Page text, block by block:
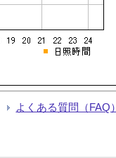
よくある質問（FAQ）